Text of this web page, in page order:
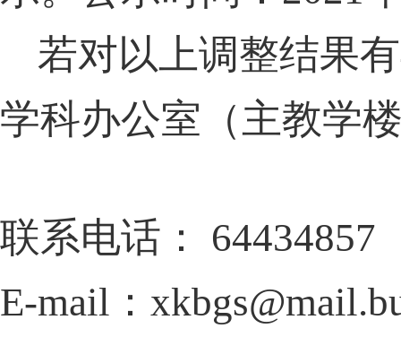
若对以上调整结果
学科办公室（主教学
联系电话： 64434857
E-mail ：